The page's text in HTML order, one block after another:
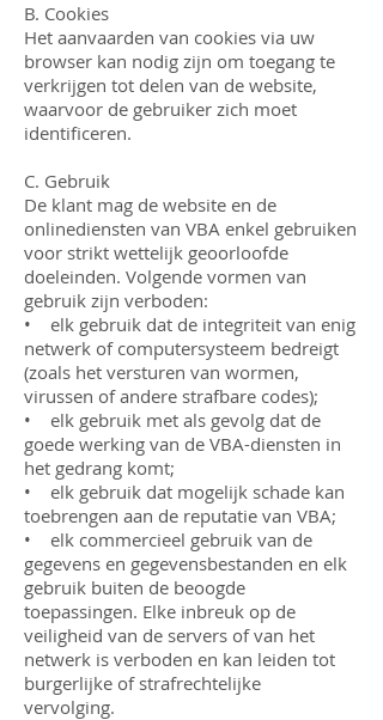
B. Cookies
Het aanvaarden van cookies via uw
browser kan nodig zijn om toegang te
verkrijgen tot delen van de website,
waarvoor de gebruiker zich moet
identificeren.
C. Gebruik
De klant mag de website en de
onlinediensten van VBA enkel gebruiken
voor strikt wettelijk geoorloofde
doeleinden. Volgende vormen van
gebruik zijn verboden:
• elk gebruik dat de integriteit van enig
netwerk of computersysteem bedreigt
(zoals het versturen van wormen,
virussen of andere strafbare codes);
• elk gebruik met als gevolg dat de
goede werking van de VBA-diensten in
het gedrang komt;
• elk gebruik dat mogelijk schade kan
toebrengen aan de reputatie van VBA;
• elk commercieel gebruik van de
gegevens en gegevensbestanden en elk
gebruik buiten de beoogde
toepassingen. Elke inbreuk op de
veiligheid van de servers of van het
netwerk is verboden en kan leiden tot
burgerlijke of strafrechtelijke
vervolging.